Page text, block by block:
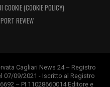
COOKIE (COOKIE POLICY)
REVIEW
Cagliari News 24 – Registro
07/09/2021 - Iscritto al Registro
– PI 11028660014 Editore e